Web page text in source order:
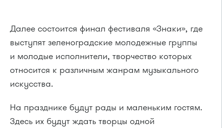
Далее состоится финал фестиваля «Знаки», где
выступят зеленоградские молодежные группы
и молодые исполнители, творчество которых
относится к различным жанрам музыкального
искусства.
На празднике будут рады и маленьким гостям.
Здесь их будут ждать творцы одной